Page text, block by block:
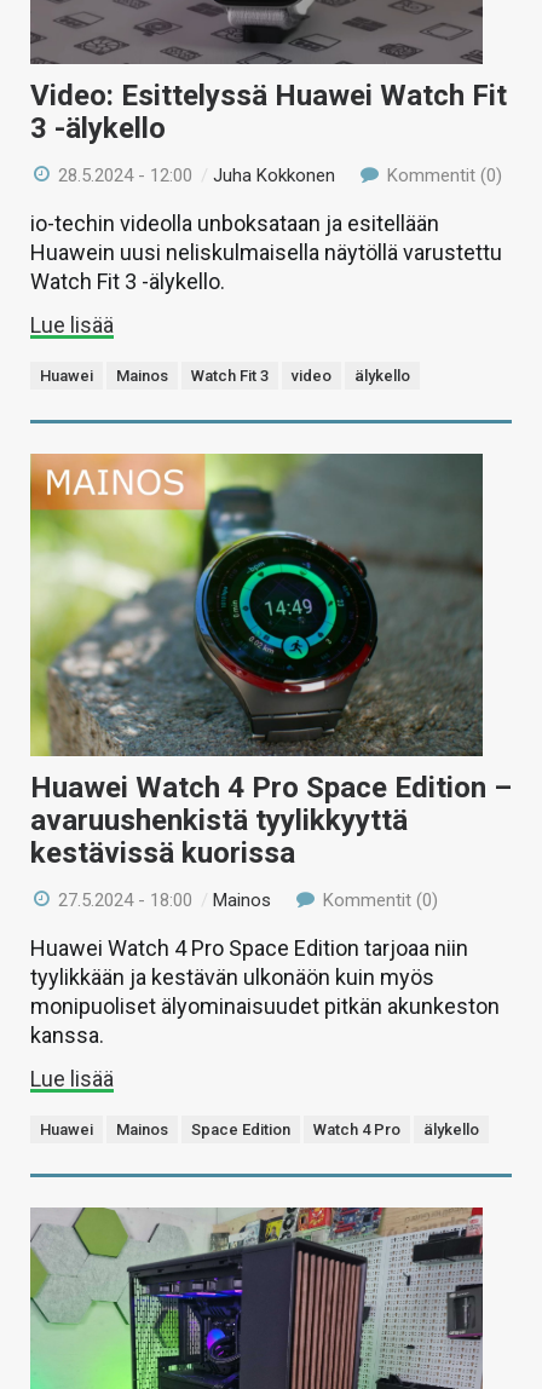
Video: Esittelyssä Huawei Watch Fit
3 -älykello
28.5.2024 - 12:00 /Juha Kokkonen Kommentit (0)
io-techin videolla unboksataan ja esitellään
Huawein uusi neliskulmaisella näytöllä varustettu
Watch Fit 3 -älykello.
Lue lisää
Huawei Mainos Watch Fit 3 video älykello
Huawei Watch 4 Pro Space Edition –
avaruushenkistä tyylikkyyttä
kestävissä kuorissa
27.5.2024 - 18:00 /Mainos Kommentit (0)
Huawei Watch 4 Pro Space Edition tarjoaa niin
tyylikkään ja kestävän ulkonäön kuin myös
monipuoliset älyominaisuudet pitkän akunkeston
kanssa.
Lue lisää
Huawei Mainos Space Edition Watch 4 Pro älykello